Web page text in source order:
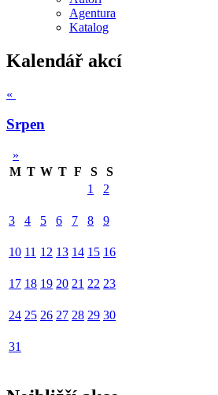
Agentura
Katalog
Kalendář akcí
«
Srpen
»
M T W T F S
S
1
2
3 4 5 6 7 8 9
10 11 12 13 14 15 16
17 18 19 20 21 22 23
24 25 26 27 28 29 30
31